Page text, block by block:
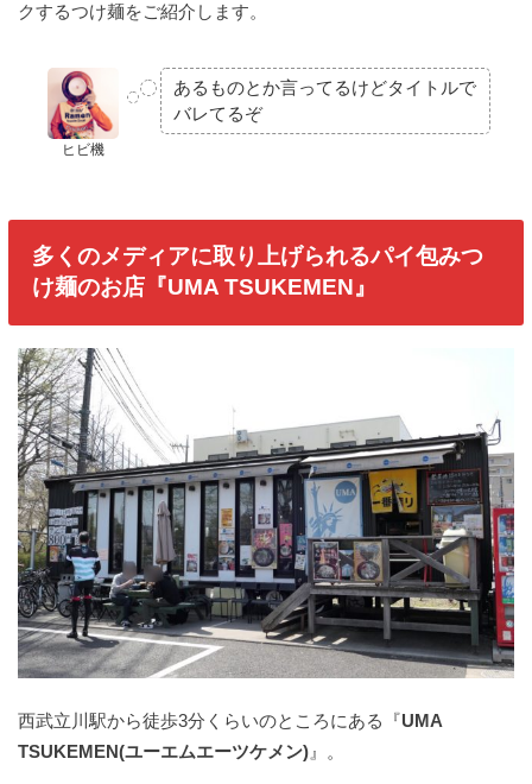
クするつけ麺をご紹介します。
ヒビ機
あるものとか言ってるけどタイトルで
バレてるぞ
多くのメディアに取り上げられるパイ包みつ
け麺のお店『UMA TSUKEMEN』
西武立川駅から徒歩3分くらいのところにある『UMA
TSUKEMEN(ユーエムエーツケメン) 』。